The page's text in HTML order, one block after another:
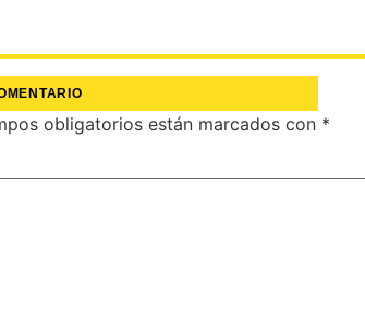
obligatorios están marcados con *